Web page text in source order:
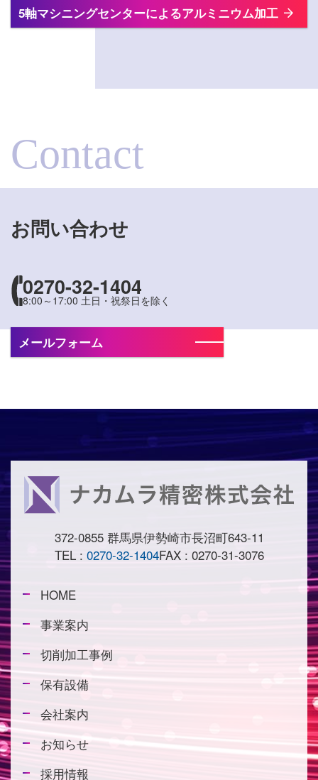
5軸マシニングセンターによるアルミニウム加工
Contact
お問い合わせ
0270-32-1404
8:00～17:00 土日・祝祭日を除く
メールフォーム
372-0855 群馬県伊勢崎市長沼町643-11
TEL : 0270-32-1404FAX : 0270-31-3076
HOME
事業案内
切削加工事例
保有設備
会社案内
お知らせ
採用情報